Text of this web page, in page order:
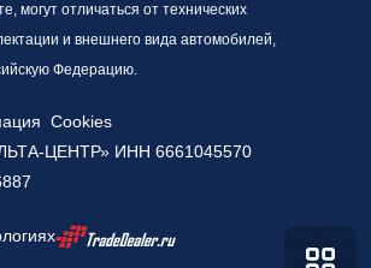
могут отличаться от технических
и внешнего вида автомобилей,
Федерацию.
ЦЕНТР» ИНН 6661045570
Cookies